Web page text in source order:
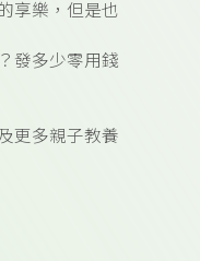
享樂，但是也
發多少零用錢
更多親子教養